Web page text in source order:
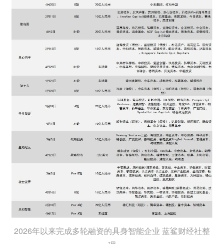
2026年以来完成多轮融资的具身智能企业 蓝鲨财经社整